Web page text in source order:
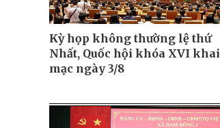
Kỳ họp không thường lệ thứ
Nhất, Quốc hội khóa XVI khai
mạc ngày 3/8